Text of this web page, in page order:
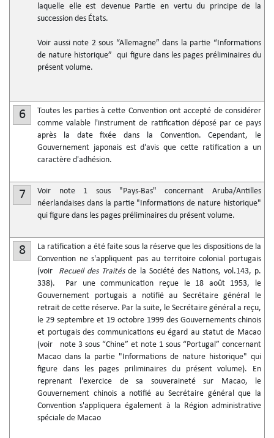
laquelle elle est devenue Partie en vertu du principe de la
succession des États.
Voir aussi note 2 sous “Allemagne” dans la partie “Informations
de nature historique” qui figure dans les pages préliminaires du
présent volume.
6
Toutes les parties à cette Convention ont accepté de considérer
comme valable l'instrument de ratification déposé par ce pays
après la date fixée dans la Convention. Cependant, le
Gouvernement japonais est d'avis que cette ratification a un
caractère d'adhésion.
7
Voir note 1 sous "Pays-Bas" concernant Aruba/Antilles
néerlandaises dans la partie "Informations de nature historique"
qui figure dans les pages préliminaires du présent volume.
8
La ratification a été faite sous la réserve que les dispositions de la
Convention ne s'appliquent pas au territoire colonial portugais
(voir Recueil des Traitésde la Société des Nations, vol.143, p.
338). Par une communication reçue le 18 août 1953, le
Gouvernement portugais a notifié au Secrétaire général le
retrait de cette réserve. Par la suite, le Secrétaire général a reçu,
le 29 septembre et 19 octobre 1999 des Gouvernements chinois
et portugais des communications eu égard au statut de Macao
(voir note 3 sous “Chine” et note 1 sous “Portugal” concernant
Macao dans la partie "Informations de nature historique" qui
figure dans les pages priliminaires du présent volume). En
reprenant l'exercice de sa souveraineté sur Macao, le
Gouvernement chinois a notifié au Secrétaire général que la
Convention s'appliquera également à la Région administrative
spéciale de Macao